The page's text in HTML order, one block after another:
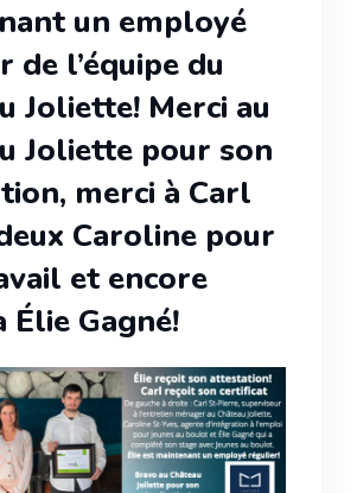
un employé
de l’équipe du
Joliette! Merci au
Joliette pour son
merci à Carl
Caroline pour
et encore
Élie Gagné!